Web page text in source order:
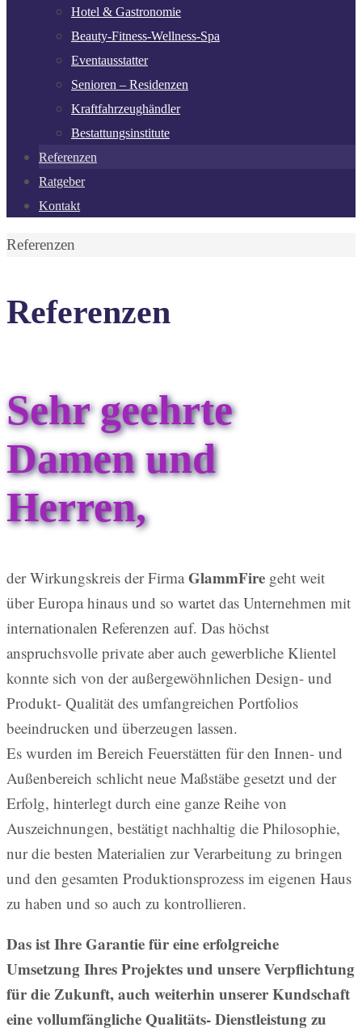
Hotel & Gastronomie
Beauty-Fitness-Wellness-Spa
Eventausstatter
Senioren – Residenzen
Kraftfahrzeughändler
Bestattungsinstitute
Referenzen
Ratgeber
Kontakt
Start
Referenzen
Referenzen
Sehr geehrte
Damen und
Herren,
der Wirkungskreis der FirmaGlammFire geht weit
über Europa hinaus und so wartet das Unternehmen mit
internationalen Referenzen auf. Das höchst
anspruchsvolle private aber auch gewerbliche Klientel
konnte sich von der außergewöhnlichen Design- und
Produkt- Qualität des umfangreichen Portfolios
beeindrucken und überzeugen lassen.
Es wurden im Bereich Feuerstätten für den Innen- und
Außenbereich schlicht neue Maßstäbe gesetzt und der
Erfolg, hinterlegt durch eine ganze Reihe von
Auszeichnungen, bestätigt nachhaltig die Philosophie,
nur die besten Materialien zur Verarbeitung zu bringen
und den gesamten Produktionsprozess im eigenen Haus
zu haben und so auch zu kontrollieren.
Das ist Ihre Garantie für eine erfolgreiche
Umsetzung Ihres Projektes und unsere Verpflichtung
für die Zukunft, auch weiterhin unserer Kundschaft
eine vollumfängliche Qualitäts- Dienstleistung zu